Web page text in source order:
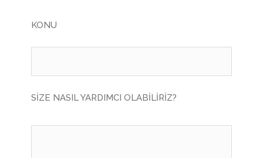
KONU
SİZE NASIL YARDIMCI OLABİLİRİZ?